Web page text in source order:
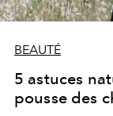
BEAUTÉ
5 astuces
pousse des